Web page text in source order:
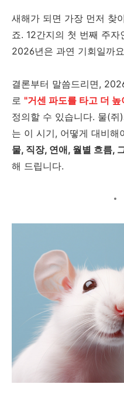
새해가 되면 가장 먼저 찾
죠. 12간지의 첫 번째 주자
2026년은 과연 기회일까
결론부터 말씀드리면,
로 "거센 파도를 타고 더
정의할 수 있습니다. 물(
는 이 시기, 어떻게 대비해
물, 직장, 연애, 월별 흐름,
해 드립니다.